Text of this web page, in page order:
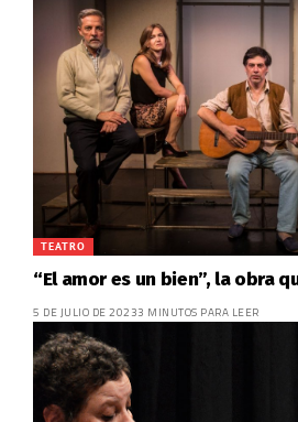
TEATRO
“El amor es un bien”, la obra
5 DE JULIO DE 20233 MINUTOS PARA LEER